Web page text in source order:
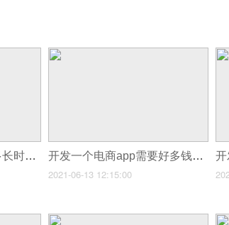
开发一个电商app需要多长时间_开发一个APP要多长时间 开发一个电商app需要好多钱_开发一个类似于生鲜的新零售电商App
2021-06-13 12:15:00